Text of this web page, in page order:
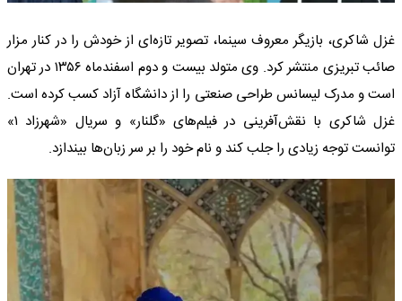
غزل شاکری، بازیگر معروف سینما، تصویر تازه‌ای از خودش را در کنار مزار
صائب تبریزی منتشر کرد. وی متولد بیست و دوم اسفندماه ۱۳۵۶ در تهران
است و مدرک لیسانس طراحی صنعتی را از دانشگاه آزاد کسب کرده است.
غزل شاکری با نقش‌آفرینی در فیلم‌های «گلنار» و سریال «شهرزاد ۱»
توانست توجه زیادی را جلب کند و نام خود را بر سر زبان‌ها بیندازد.